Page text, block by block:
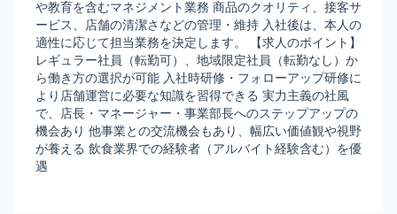
や教育を含むマネジメント業務 商品のクオリティ、接客サ
ービス、店舗の清潔さなどの管理・維持 入社後は、本人の
適性に応じて担当業務を決定します。 【求人のポイント】
レギュラー社員（転勤可）、地域限定社員（転勤なし）か
ら働き方の選択が可能 入社時研修・フォローアップ研修に
より店舗運営に必要な知識を習得できる 実力主義の社風
で、店長・マネージャー・事業部長へのステップアップの
機会あり 他事業との交流機会もあり、幅広い価値観や視野
が養える 飲食業界での経験者（アルバイト経験含む）を優
遇